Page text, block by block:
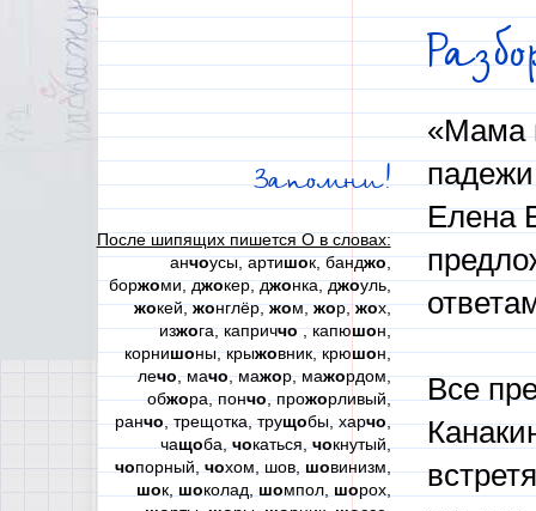
Запомни!
После шипящих пишется О в словах:
анчоусы, артишок, банджо,
боржоми, джокер, джонка, джоуль,
жокей,жонглёр,жом,жор,жох,
изжога, каприччо, капюшон,
корнишоны, крыжовник, крюшон,
лечо, мачо, мажор, мажордом,
обжора, пончо, прожорливый,
ранчо, трещотка, трущобы, харчо,
чащоба,чокаться,чокнутый,
чопорный, чохом, шов, шовинизм,
шок, шоколад, шомпол, шорох,
«Мама
Елена
Все